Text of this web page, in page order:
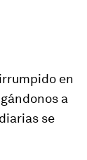
en
a
se